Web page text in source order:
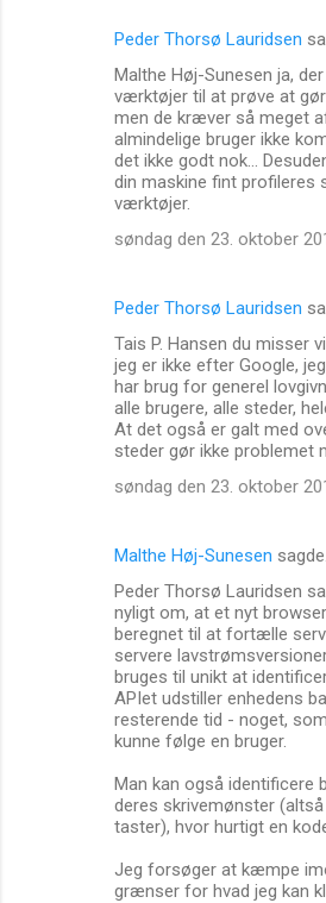
Peder Thorsø Lauridsen
Malthe Høj-Sunesen ja,
værktøjer til at prøve at
men de kræver så meget
almindelige bruger ikke
det ikke godt nok...
din maskine fint profileres
værktøjer.
søndag den 23. oktober
Peder Thorsø Lauridsen
Tais P. Hansen du misser
jeg er ikke efter Google,
har brug for generel
alle brugere, alle steder,
At det også er galt med
steder gør ikke problemet
søndag den 23. oktober
Malthe Høj-Sunesen sagde…
Peder Thorsø Lauridsen
nyligt om, at et nyt
beregnet til at fortælle
servere
bruges til unikt at
APIet udstiller enhedens
resterende tid - noget,
kunne følge en bruger.
Man kan også identificere
deres skrivemønster
taster), hvor hurtigt en
Jeg forsøger at kæmpe
grænser for hvad jeg kan